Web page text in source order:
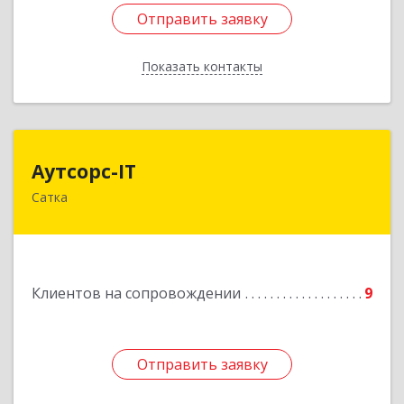
Отправить заявку
Показать контакты
Отправить заявку
Назад
Аутсорс-IT
Сатка
Клиентов на сопровождении 9
Отправить заявку
456910, Челябинская обл, Сатка г, Солнечная ул,
Отправить заявку